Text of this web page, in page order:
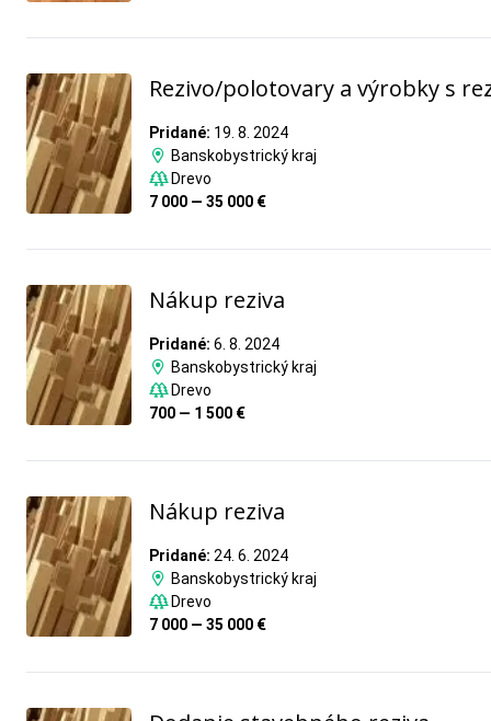
Rezivo/polotovary a výrobky s
Pridané: 19. 8. 2024
Banskobystrický kraj
Drevo
7 000 — 35 000 €
Nákup reziva
Pridané: 6. 8. 2024
Banskobystrický kraj
Drevo
700 — 1 500 €
Nákup reziva
Pridané: 24. 6. 2024
Banskobystrický kraj
Drevo
7 000 — 35 000 €